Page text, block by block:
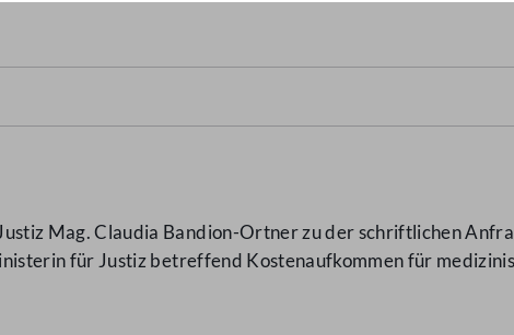
Mag. Claudia Bandion-Ortner zu der schriftlichen
für Justiz betreffend Kostenaufkommen für